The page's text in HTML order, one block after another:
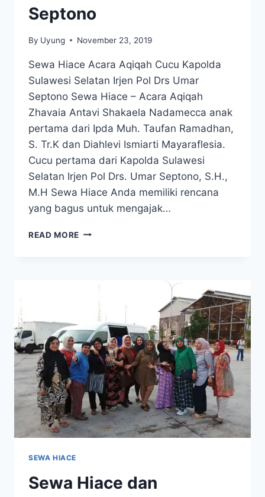
Septono
By Uyung November 23, 2019
Sewa Hiace Acara Aqiqah Cucu Kapolda
Sulawesi Selatan Irjen Pol Drs Umar
Septono Sewa Hiace – Acara Aqiqah
Zhavaia Antavi Shakaela Nadamecca anak
pertama dari Ipda Muh. Taufan Ramadhan,
S. Tr.K dan Diahlevi Ismiarti Mayaraflesia.
Cucu pertama dari Kapolda Sulawesi
Selatan Irjen Pol Drs. Umar Septono, S.H.,
M.H Sewa Hiace Anda memiliki rencana
yang bagus untuk mengajak…
READ MORE SEWA
SELATAN IRJEN
POL
UMAR
SEPTONO
SEWA HIACE
Sewa Hiace dan